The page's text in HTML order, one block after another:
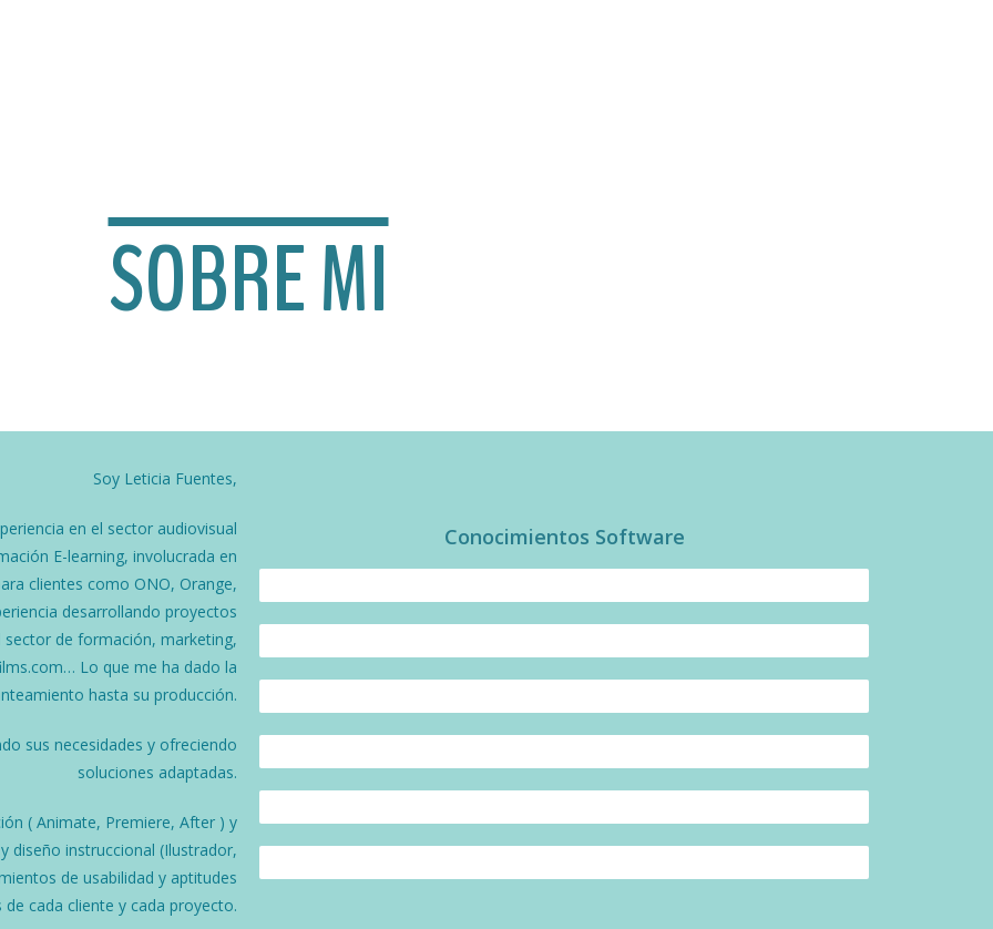
SOBRE MI
Soy Leticia Fuentes,
en el sector audiovisual
E-learning, involucrada en
clientes como ONO, Orange,
desarrollando proyectos
sector de formación, marketing,
Lo que me ha dado la
hasta su producción.
sus necesidades y ofreciendo
soluciones adaptadas.
( Animate, Premiere, After ) y
diseño instruccional (Ilustrador,
de usabilidad y aptitudes
cada cliente y cada proyecto.
Conocimientos Software